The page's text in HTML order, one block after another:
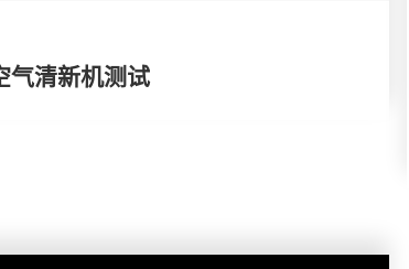
气清新机测试